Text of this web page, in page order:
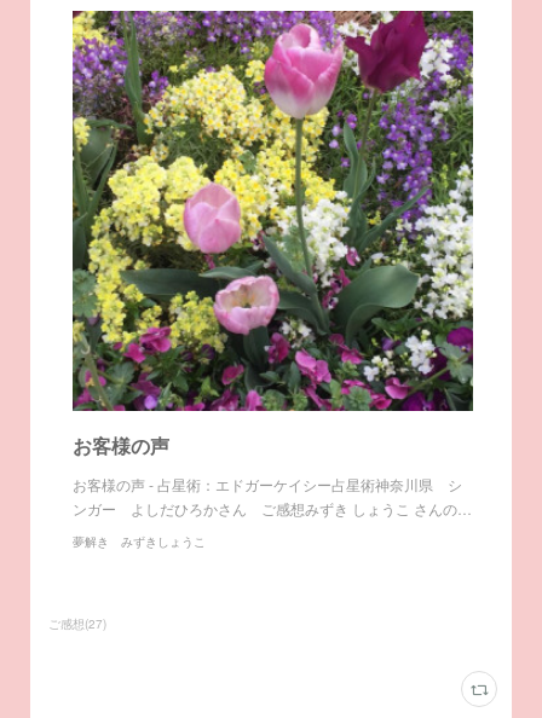
お客様の声
お客様の声 - 占星術：エドガーケイシー占星術神奈川県 シ
ンガー よしだひろかさん ご感想みずき しょうこ さんの…
夢解き みずきしょうこ
ご感想(27)